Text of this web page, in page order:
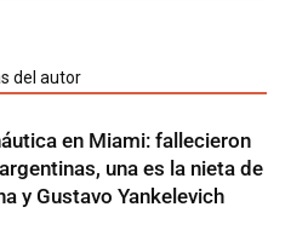
del autor
en Miami: fallecieron
una es la nieta de
y Gustavo Yankelevich